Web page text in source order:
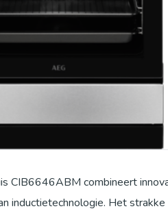
CIB6646ABM combineert
inductietechnologie. Het